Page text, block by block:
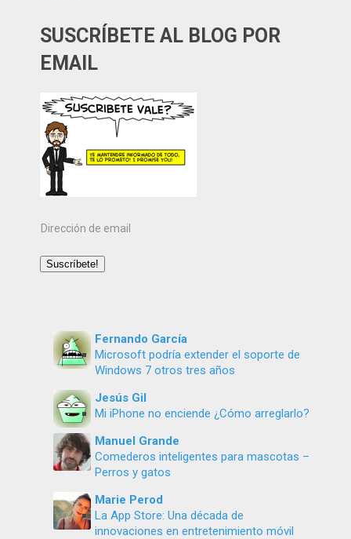
SUSCRÍBETE AL BLOG POR
EMAIL
Dirección
email
Suscríbete!
Fernando García
Microsoft podría extender el soporte de
Windows 7 otros tres años
Jesús Gil
Mi iPhone no enciende ¿Cómo arreglarlo?
Manuel Grande
Comederos inteligentes para mascotas –
Perros y gatos
Marie Perod
La App Store: Una década de
innovaciones en entretenimiento móvil